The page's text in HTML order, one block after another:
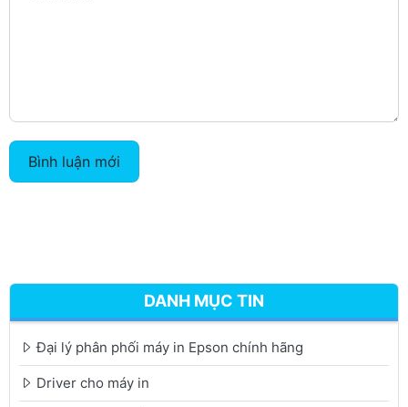
Bình luận mới
DANH MỤC TIN
Đại lý phân phối máy in Epson chính hãng
Driver cho máy in